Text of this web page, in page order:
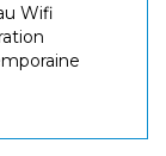
Wifi